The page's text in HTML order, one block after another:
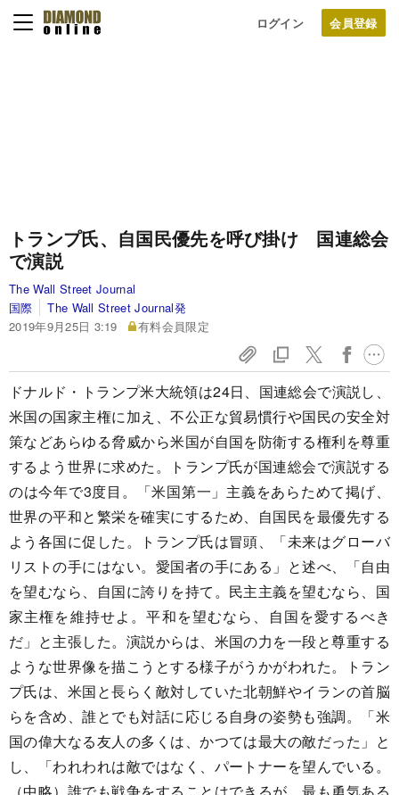
ログイン
トランプ氏、自国民優先を呼び掛け 国連総会
で演説
The Wall Street Journal
国際
The Wall Street Journal発
2019年9月25日 3:19
有料会員限定
ドナルド・トランプ米大統領は24日、国連総会で演説し、
米国の国家主権に加え、不公正な貿易慣行や国民の安全対
策などあらゆる脅威から米国が自国を防衛する権利を尊重
するよう世界に求めた。トランプ氏が国連総会で演説する
のは今年で3度目。「米国第一」主義をあらためて掲げ、
世界の平和と繁栄を確実にするため、自国民を最優先する
よう各国に促した。トランプ氏は冒頭、「未来はグローバ
リストの手にはない。愛国者の手にある」と述べ、「自由
を望むなら、自国に誇りを持て。民主主義を望むなら、国
家主権を維持せよ。平和を望むなら、自国を愛するべき
だ」と主張した。演説からは、米国の力を一段と尊重する
ような世界像を描こうとする様子がうかがわれた。トラン
プ氏は、米国と長らく敵対していた北朝鮮やイランの首脳
らを含め、誰とでも対話に応じる自身の姿勢も強調。「米
国の偉大なる友人の多くは、かつては最大の敵だった」と
し、「われわれは敵ではなく、パートナーを望んでいる。